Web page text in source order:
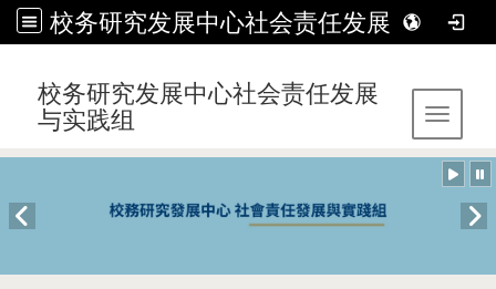
校务研究发展中心社会责任发展与实践组
Toggle
校务研究发展中心社会责任发展
与实践组